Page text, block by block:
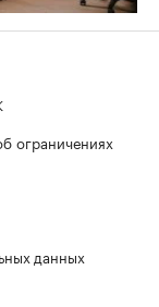
ограничениях
данных